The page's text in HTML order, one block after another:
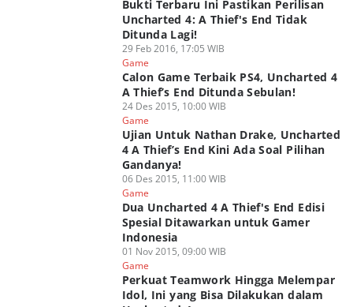
Bukti Terbaru Ini Pastikan Perilisan
Uncharted 4: A Thief's End Tidak
Ditunda Lagi!
29 Feb 2016, 17:05 WIB
Game
Calon Game Terbaik PS4, Uncharted 4
A Thief’s End Ditunda Sebulan!
24 Des 2015, 10:00 WIB
Game
Ujian Untuk Nathan Drake, Uncharted
4 A Thief’s End Kini Ada Soal Pilihan
Gandanya!
06 Des 2015, 11:00 WIB
Game
Dua Uncharted 4 A Thief's End Edisi
Spesial Ditawarkan untuk Gamer
Indonesia
01 Nov 2015, 09:00 WIB
Game
Perkuat Teamwork Hingga Melempar
Idol, Ini yang Bisa Dilakukan dalam